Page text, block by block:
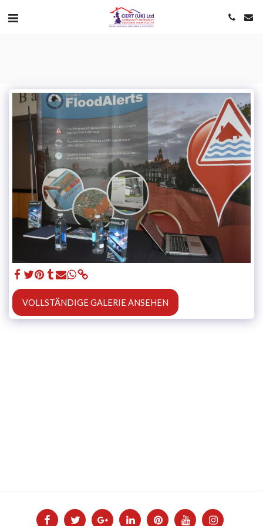
VOLLSTÄNDIGE GALERIE ANSEHEN